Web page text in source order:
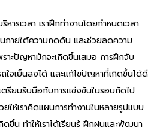
ารเวลา เราฝึกทำงานโดยกำหนดเวลา
นภายใต้ความกดดัน และช่วยลดความ
าะปัญหามักจะเกิดขึ้นเสมอ การฝึกจับ
ถใจเย็นลงได้ และแก้ไขปัญหาที่เกิดขึ้นได้ดี
รียมรับมือกับการแข่งขันในรอบถัดไป
ให้เราคิดแผนการทำงานในหลายรูปแบบ
ขึ้น ทำให้เราได้เรียนรู้ ฝึกฝนและพัฒนา